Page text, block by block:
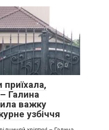
0
Галина
важку
узбіччя